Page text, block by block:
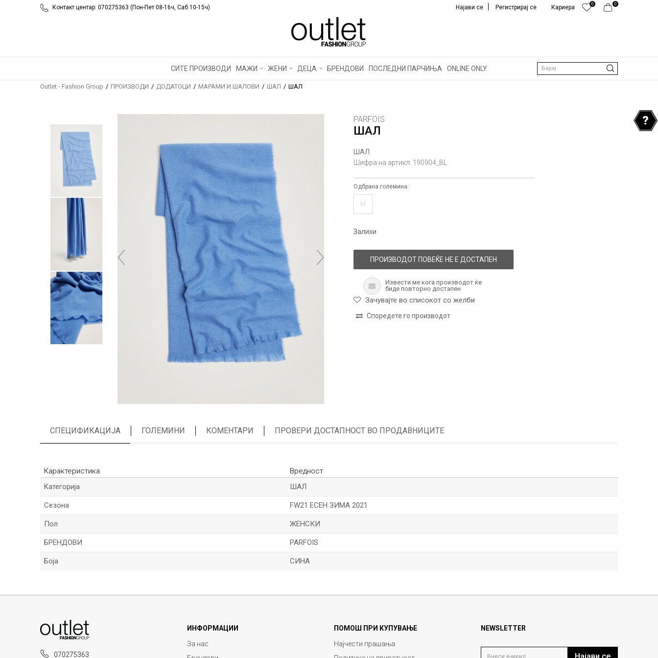
Контакт центар: 070275363 (Пон-Пет 08-16ч, Саб 10-15ч) 0
0
Кариера
Најави се Регистрирај се
СИТЕ ПРОИЗВОДИ МАЖИ ЖЕНИ ДЕЦА БРЕНДОВИ ПОСЛЕДНИ ПАРЧИЊА ONLINE ONLY Барај
Outlet - Fashion Group ПРОИЗВОДИ ДОДАТОЦИ МАРАМИ И ШАЛОВИ ШАЛ ШАЛ
PARFOIS
ШАЛ
ШАЛ
Шифра на артикл: 190904_BL
Одбрана големина:
M
Залихи
ПРОИЗВОДОТ ПОВЕЌЕ НЕ Е ДОСТАПЕН
Извести ме кога производот ќе
биде повторно достапен
Зачувајте во списокот со желби
Споредете го производот
СПЕЦИФИКАЦИЈА ГОЛЕМИНИ КОМЕНТАРИ ПРОВЕРИ ДОСТАПНОСТ ВО ПРОДАВНИЦИТЕ
Карактеристика
Вредност
Kатегорија
ШАЛ
Сезона FW21 ЕСЕН ЗИМА 2021
Пол ЖЕНСКИ
БРЕНДОВИ PARFOIS
Боја СИНА
Порака
070275363
ИНФОРМАЦИИ
За нас
ПОМОШ ПРИ КУПУВАЊЕ
Најчести прашања
NEWSLETTER